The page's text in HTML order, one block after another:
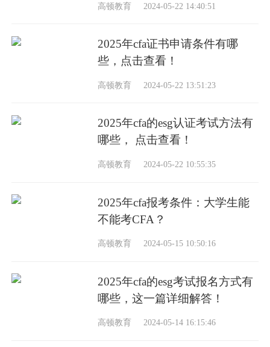
高顿教育 2024-05-22 14:40:51
2025年cfa证书申请条件有哪
些，点击查看！
高顿教育 2024-05-22 13:51:23
2025年cfa的esg认证考试方法有
哪些， 点击查看！
高顿教育 2024-05-22 10:55:35
2025年cfa报考条件：大学生能
不能考CFA？
高顿教育 2024-05-15 10:50:16
2025年cfa的esg考试报名方式有
哪些，这一篇详细解答！
高顿教育 2024-05-14 16:15:46